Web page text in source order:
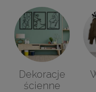
Dekoracje
ścienne